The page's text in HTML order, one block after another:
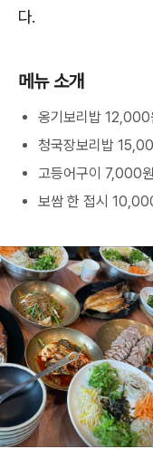
다.
메뉴 소개
옹기보리밥 12,000
청국장보리밥
고등어구이 7,000원
보쌈 한 접시